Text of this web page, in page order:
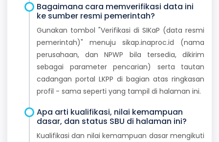
Bagaimana cara memverifikasi data ini
ke sumber resmi pemerintah?
Gunakan tombol "Verifikasi di SIKaP (data resmi
pemerintah)" menuju sikap.inaproc.id (nama
perusahaan, dan NPWP bila tersedia, dikirim
sebagai parameter pencarian) serta tautan
cadangan portal LKPP di bagian atas ringkasan
profil - sama seperti yang tampil di halaman ini.
Apa arti kualifikasi, nilai kemampuan
dasar, dan status SBU di halaman ini?
Kualifikasi dan nilai kemampuan dasar mengikuti